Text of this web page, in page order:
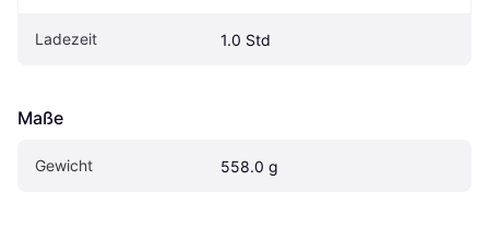
Ladezeit 1.0 Std
Maße
Gewicht 558.0 g